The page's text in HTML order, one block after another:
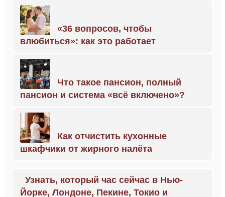
«36 вопросов, чтобы
влюбиться»: как это работает
Что такое пансион, полный
пансион и система «всё включено»?
Как отчистить кухонные
шкафчики от жирного налёта
Узнать, который час сейчас в Нью-
Йорке, Лондоне, Пекине, Токио и